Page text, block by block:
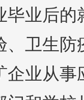
毕业后
、卫生
企业从